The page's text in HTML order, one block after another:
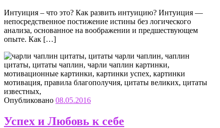
Интуиция – что это? Как развить интуицию? Интуиция —
непосредственное постижение истины без логического
анализа, основанное на воображении и предшествующем
опыте. Как […]
Опубликовано 08.05.2016
Успех и Любовь к себе